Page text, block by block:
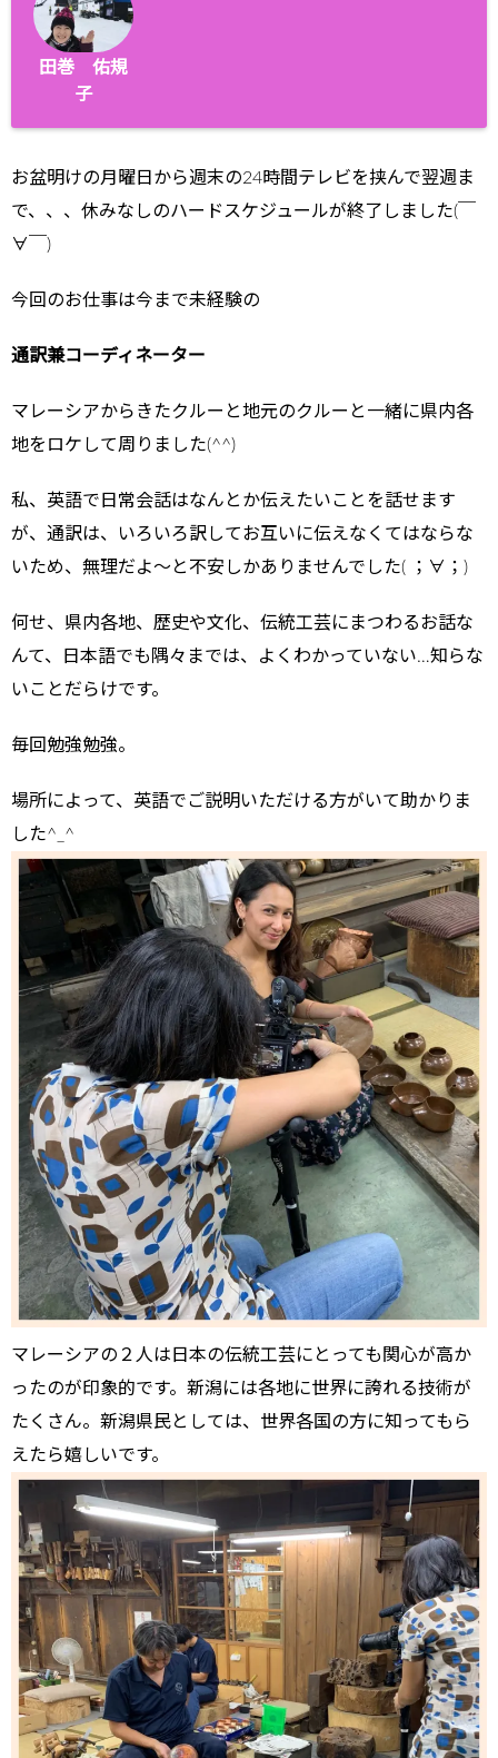
田巻 佑規
子
お盆明けの月曜日から週末の24時間テレビを挟んで翌週ま
で、、、休みなしのハードスケジュールが終了しました(￣
∀￣)
今回のお仕事は今まで未経験の
通訳兼コーディネーター
マレーシアからきたクルーと地元のクルーと一緒に県内各
地をロケして周りました(^^)
私、英語で日常会話はなんとか伝えたいことを話せます
が、通訳は、いろいろ訳してお互いに伝えなくてはならな
いため、無理だよ〜と不安しかありませんでした( ；∀；)
何せ、県内各地、歴史や文化、伝統工芸にまつわるお話な
んて、日本語でも隅々までは、よくわかっていない…知らな
いことだらけです。
毎回勉強勉強。
場所によって、英語でご説明いただける方がいて助かりま
した^_^
マレーシアの２人は日本の伝統工芸にとっても関心が高か
ったのが印象的です。新潟には各地に世界に誇れる技術が
たくさん。新潟県民としては、世界各国の方に知ってもら
えたら嬉しいです。